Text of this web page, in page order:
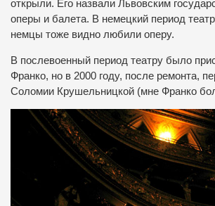
открыли. Его назвали Львовским
оперы и балета. В немецкий период
немцы тоже видно любили оперу.
В послевоенный период театру было
Франко, но в 2000 году, после ремонта,
Соломии Крушельницкой (мне Франко